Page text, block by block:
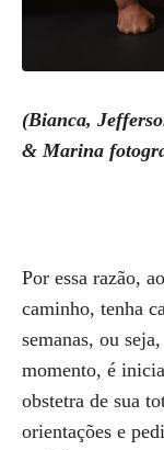
(Bianca,
& Marina
Por essa razão,
caminho, tenha
semanas, ou
momento, é
obstetra de sua
orientações e